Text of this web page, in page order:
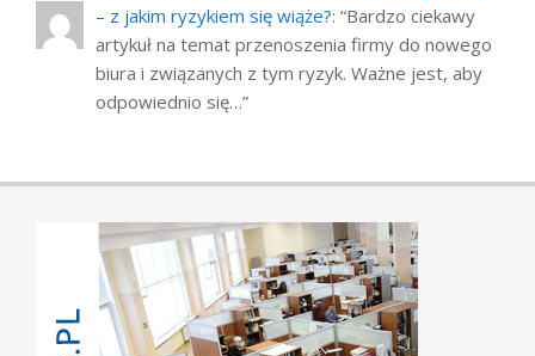
– z jakim ryzykiem się wiąże?: “Bardzo ciekawy
artykuł na temat przenoszenia firmy do nowego
biura i związanych z tym ryzyk. Ważne jest, aby
odpowiednio się…”